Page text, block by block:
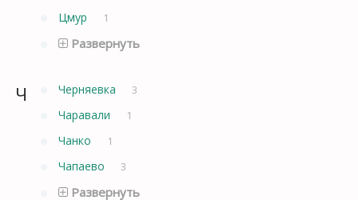
Цмур 1
Развернуть
Ч Черняевка 3
Чаравали 1
Чанко 1
Чапаево 3
Развернуть